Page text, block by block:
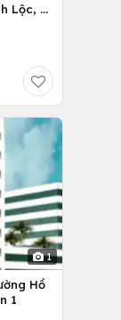
Lộc, H.
1
Hồ
1